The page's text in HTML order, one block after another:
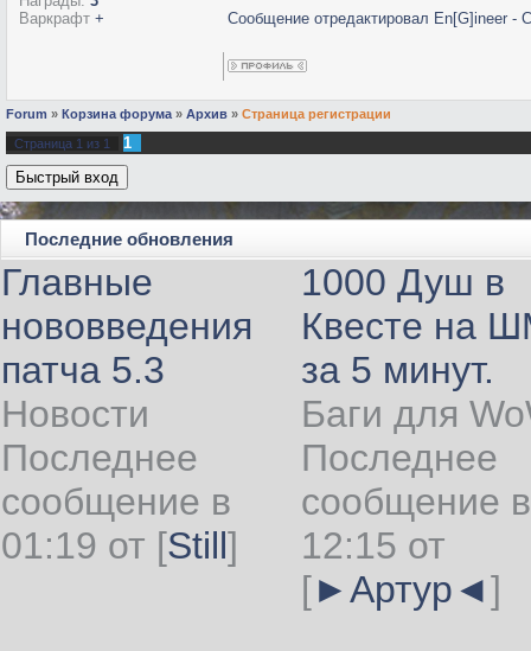
Варкрафт + Сообщение отредактировал En[G]ineer -
Forum » Корзина форума » Архив » Страница регистрации
Страница 1 из 1 1
Последние обновления
Главные
нововведения
патча 5.3
Новости
Последнее
сообщение в
01:19 от [Still]
1000 Душ в
Квесте на
за 5 минут.
Баги для
Последнее
сообщение в
12:15 от
[►Артур◄]